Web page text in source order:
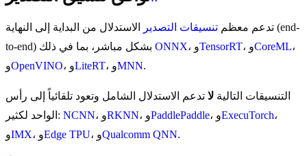
تدعم معظم تنسيقات التصدير
الاستدلال من البداية إلى النهاية (end-
ONNX ، وTensorRT ، وCoreML،
وOpenVINO ، وLiteRT ، وMNN.
التنسيقات التالية لا تدعم الاستدلال الشامل وتعود تلقائياً إلى رأس
الواحد لكثير: NCNN ، وRKNN ، وPaddlePaddle ، وExecuTorch،
وIMX ، وEdge TPU ، وQualcomm QNN.